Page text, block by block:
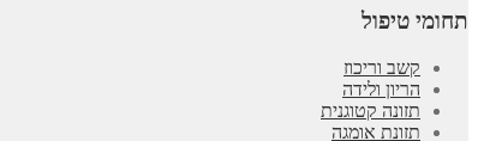
תחומי טיפול
קשב וריכוז
הריון ולידה
תזונה קטוגנית
תזונת אומגה